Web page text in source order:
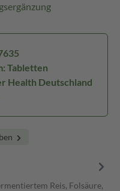
Tabletten
Health Deutschland
Reis, Folsäure,